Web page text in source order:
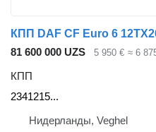
81 600 000 UZS 5 950 € ≈ 6
КПП
2341215...
Нидерланды, Veghel